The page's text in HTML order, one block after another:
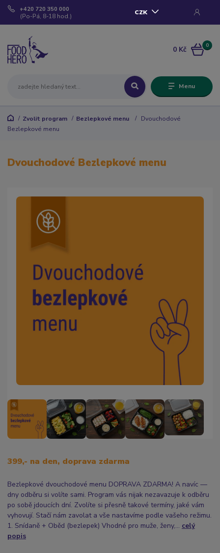
Menu
CZK
+420 720 350 000
(Po-Pá, 8-18 hod.)
0
0 Kč
Zvolit program Bezlepkové menu
Dvouchodové
Bezlepkové menu
Dvouchodové Bezlepkové menu
399,- na den, doprava zdarma
Bezlepkové dvouchodové menu DOPRAVA ZDARMA! A navíc —
dny odběru si volíte sami. Program vás nijak nezavazuje k odběru
po sobě jdoucích dní. Zvolíte si přesně takové termíny, jaké vám
vyhovují. Stačí nám zavolat a vše nastavíme podle vašeho režimu.
1. Snídaně + Oběd (bezlepek) Vhodné pro muže, ženy,... celý
popis